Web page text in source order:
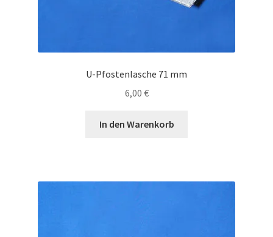
U-Pfostenlasche 71 mm
6,00 €
In den Warenkorb